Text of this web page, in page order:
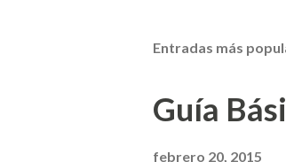
Entradas más
Guía
febrero 20, 2015